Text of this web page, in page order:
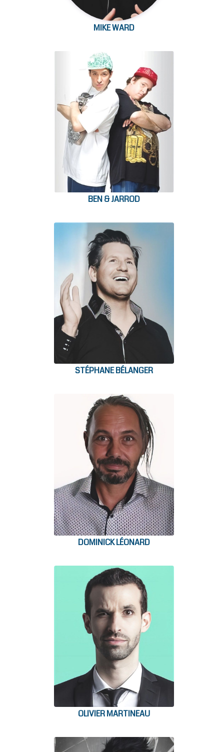
MIKE WARD
BEN & JARROD
STÉPHANE BÉLANGER
DOMINICK LÉONARD
OLIVIER MARTINEAU